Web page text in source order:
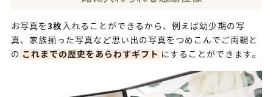
お写真を3枚入れることができるから、例えば幼少期の写
真、家族揃った写真など思い出の写真をつめこんでご両親と
の これまでの歴史をあらわすギフト にすることができます。